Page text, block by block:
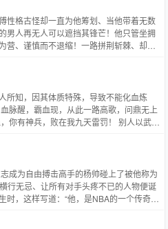
性格古怪却一直为他筹划、当他带着无数
男人再无人可以遮挡其锋芒！他只管坐拥
、谨慎而不退缩！一路拼荆斩棘、却不
所知，因其体质特殊，导致不能化血炼
脉醒，霸血现，从此一路高歌，问鼎无上
你有神兵，败在我九天雷罚！ 别人以武成
成为自由搏击高手的杨帅碰上了被他称为
行无忌、让所有对手头疼不已的人物便诞
，这样写道：“他，是NBA的一个传奇！